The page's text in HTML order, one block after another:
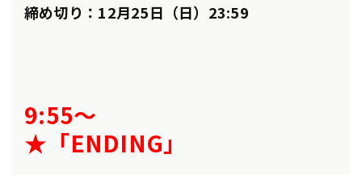
締め切り：12月25日（日）23:59
9:55～
★「ENDING」